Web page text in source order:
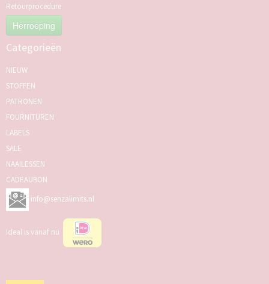
Retourprocedure
Herroeping
Categorieën
NIEUW
STOFFEN
PATRONEN
FOURNITUREN
LABELS
SALE
NAAILESSEN
CADEAUBON
info@senzalimits.nl
Ideal is vanaf nu